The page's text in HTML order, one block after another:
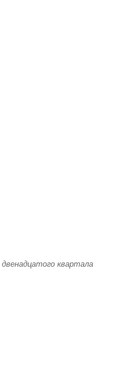
двенадцатого квартала